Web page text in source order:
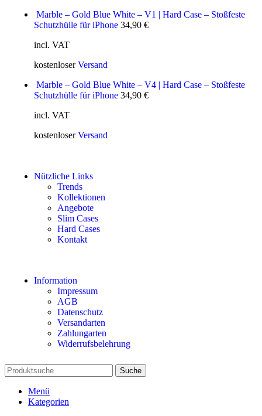
Marble – Gold Blue White – V1 | Hard Case – Stoßfeste
Schutzhülle für iPhone 34,90 €
incl. VAT
kostenloserVersand
Marble – Gold Blue White – V4 | Hard Case – Stoßfeste
Schutzhülle für iPhone 34,90 €
incl. VAT
kostenloserVersand
Nützliche Links
Trends
Kollektionen
Angebote
Slim Cases
Hard Cases
Kontakt
Information
Impressum
AGB
Datenschutz
Versandarten
Zahlungarten
Widerrufsbelehrung
Suche
Menü
Kategorien